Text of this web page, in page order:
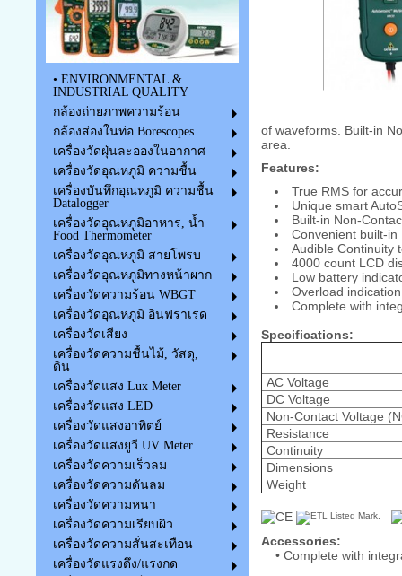
• ENVIRONMENTAL &
INDUSTRIAL QUALITY
กล้องถ่ายภาพความร้อน
กล้องส่องในท่อ Borescopes
เครื่องวัดฝุ่นละอองในอากาศ
เครื่องวัดอุณหภูมิ ความชื้น
เครื่องบันทึกอุณหภูมิ ความชื้น
Datalogger
เครื่องวัดอุณหภูมิอาหาร, น้ำ
Food Thermometer
เครื่องวัดอุณหภูมิ สายโพรบ
เครื่องวัดอุณหภูมิทางหน้าผาก
เครื่องวัดความร้อน WBGT
เครื่องวัดอุณหภูมิ อินฟราเรด
เครื่องวัดเสียง
เครื่องวัดความชื้นไม้, วัสดุ,
ดิน
เครื่องวัดแสง Lux Meter
เครื่องวัดแสง LED
เครื่องวัดแสงอาทิตย์
เครื่องวัดแสงยูวี UV Meter
เครื่องวัดความเร็วลม
เครื่องวัดความดันลม
เครื่องวัดความหนา
เครื่องวัดความเรียบผิว
เครื่องวัดความสั่นสะเทือน
เครื่องวัดแรงดึง/แรงกด
of waveforms. Built-in
area.
Features:
True RMS for
Unique smart
Built-in Non-
Convenient built-in
Audible Continuity
4000 count LCD
Low battery
Overload indication
Complete with
Specifications:
AC Voltage
DC Voltage
Non-Contact Voltage
Resistance
Continuity
Dimensions
Weight
Accessories:
• Complete with